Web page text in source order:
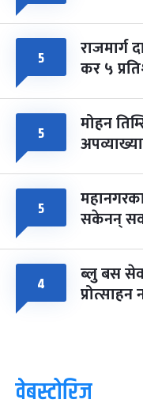
५ राजमार्ग
कर ५
५ मोहन
५ सकेनन्
४ ब्लु बस
प्रोत्साहन
वेबस्टोरिज